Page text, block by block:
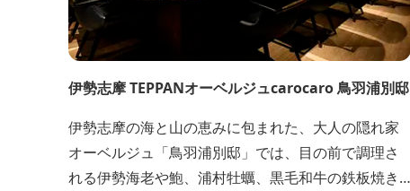
伊勢志摩 TEPPANオーベルジュcarocaro 鳥羽浦別邸
伊勢志摩の海と山の恵みに包まれた、大人の隠れ家
オーベルジュ「鳥羽浦別邸」では、目の前で調理さ
れる伊勢海老や鮑、浦村牡蠣、黒毛和牛の鉄板焼き